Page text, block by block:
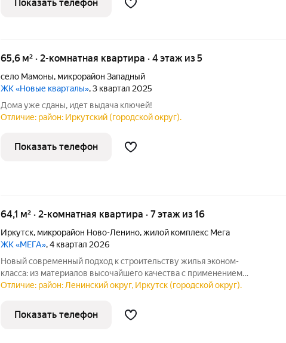
Показать телефон
65,6 м² · 2-комнатная квартира · 4 этаж из 5
село Мамоны, микрорайон Западный
ЖК «Новые кварталы», 3 квартал 2025
Дома уже сданы, идет выдача ключей!
Отличие: район: Иркутский (городской округ).
Показать телефон
64,1 м² · 2-комнатная квартира · 7 этаж из 16
Иркутск, микрорайон Ново-Ленино,жилой комплекс Мега
ЖК «МЕГА», 4 квартал 2026
Новый современный подход к строительству жилья эконом-
класса: из материалов высочайшего качества с применением
передовых технологий. Развитая инфраструктура: самая большая
«Метро», остановки
Отличие: район: Ленинский округ, Иркутск (городской округ).
Показать телефон